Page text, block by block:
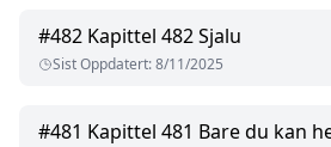
#482 Kapittel 482 Sjalu
Sist Oppdatert:8/11/2025
#481 Kapittel 481 Bare du kan